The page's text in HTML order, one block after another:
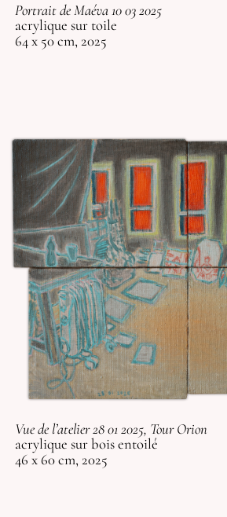
Portrait de Maéva 10 03 2025
acrylique sur toile
64 x 50 cm, 2025
Vue de l’atelier 28 01 2025, Tour Orion
acrylique sur bois entoilé
46 x 60 cm, 2025